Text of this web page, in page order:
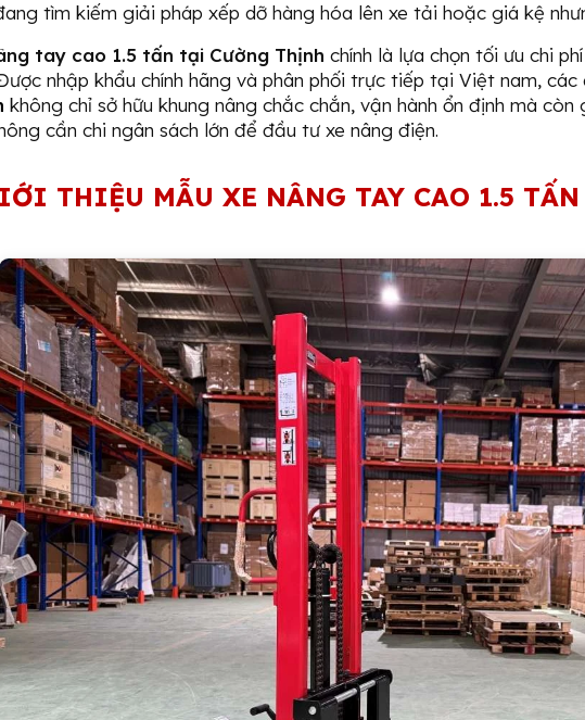
Tay Điện Thấp 2.5
Tấn | QET25P
1 đ
Xe Nâng Tay Cao 1.5 Tấn
1 đ
tìm kiếm giải pháp xếp dỡ hàng hóa lên xe tải hoặc giá kệ
tay cao 1.5 tấn tại Cường Thịnh chính là lựa chọn tối ưu chi
nhập khẩu chính hãng và phân phối trực tiếp tại Việt nam, các
không chỉ sở hữu khung nâng chắc chắn, vận hành ổn định mà
cần chi ngân sách lớn để đầu tư xe nâng điện.
THIỆU MẪU XE NÂNG TAY CAO 1.5